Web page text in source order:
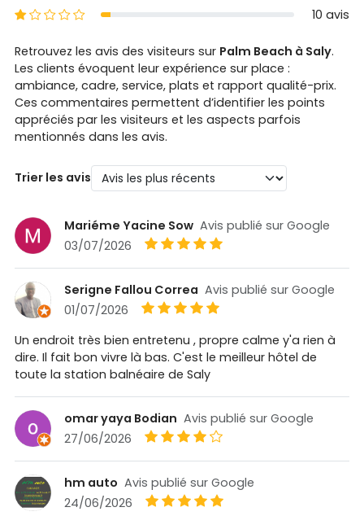
1 étoiles
10 avis
Retrouvez les avis des visiteurs sur Palm Beach à Saly.
Les clients évoquent leur expérience sur place :
ambiance, cadre, service, plats et rapport qualité-prix.
Ces commentaires permettent d’identifier les points
appréciés par les visiteurs et les aspects parfois
mentionnés dans les avis.
Trier les avis
Mariéme Yacine Sow Avis publié sur Google
03/07/2026
Serigne Fallou Correa Avis publié sur Google
01/07/2026
Un endroit très bien entretenu , propre calme y'a rien à
dire. Il fait bon vivre là bas. C'est le meilleur hôtel de
toute la station balnéaire de Saly
omar yaya Bodian Avis publié sur Google
27/06/2026
hm auto Avis publié sur Google
24/06/2026